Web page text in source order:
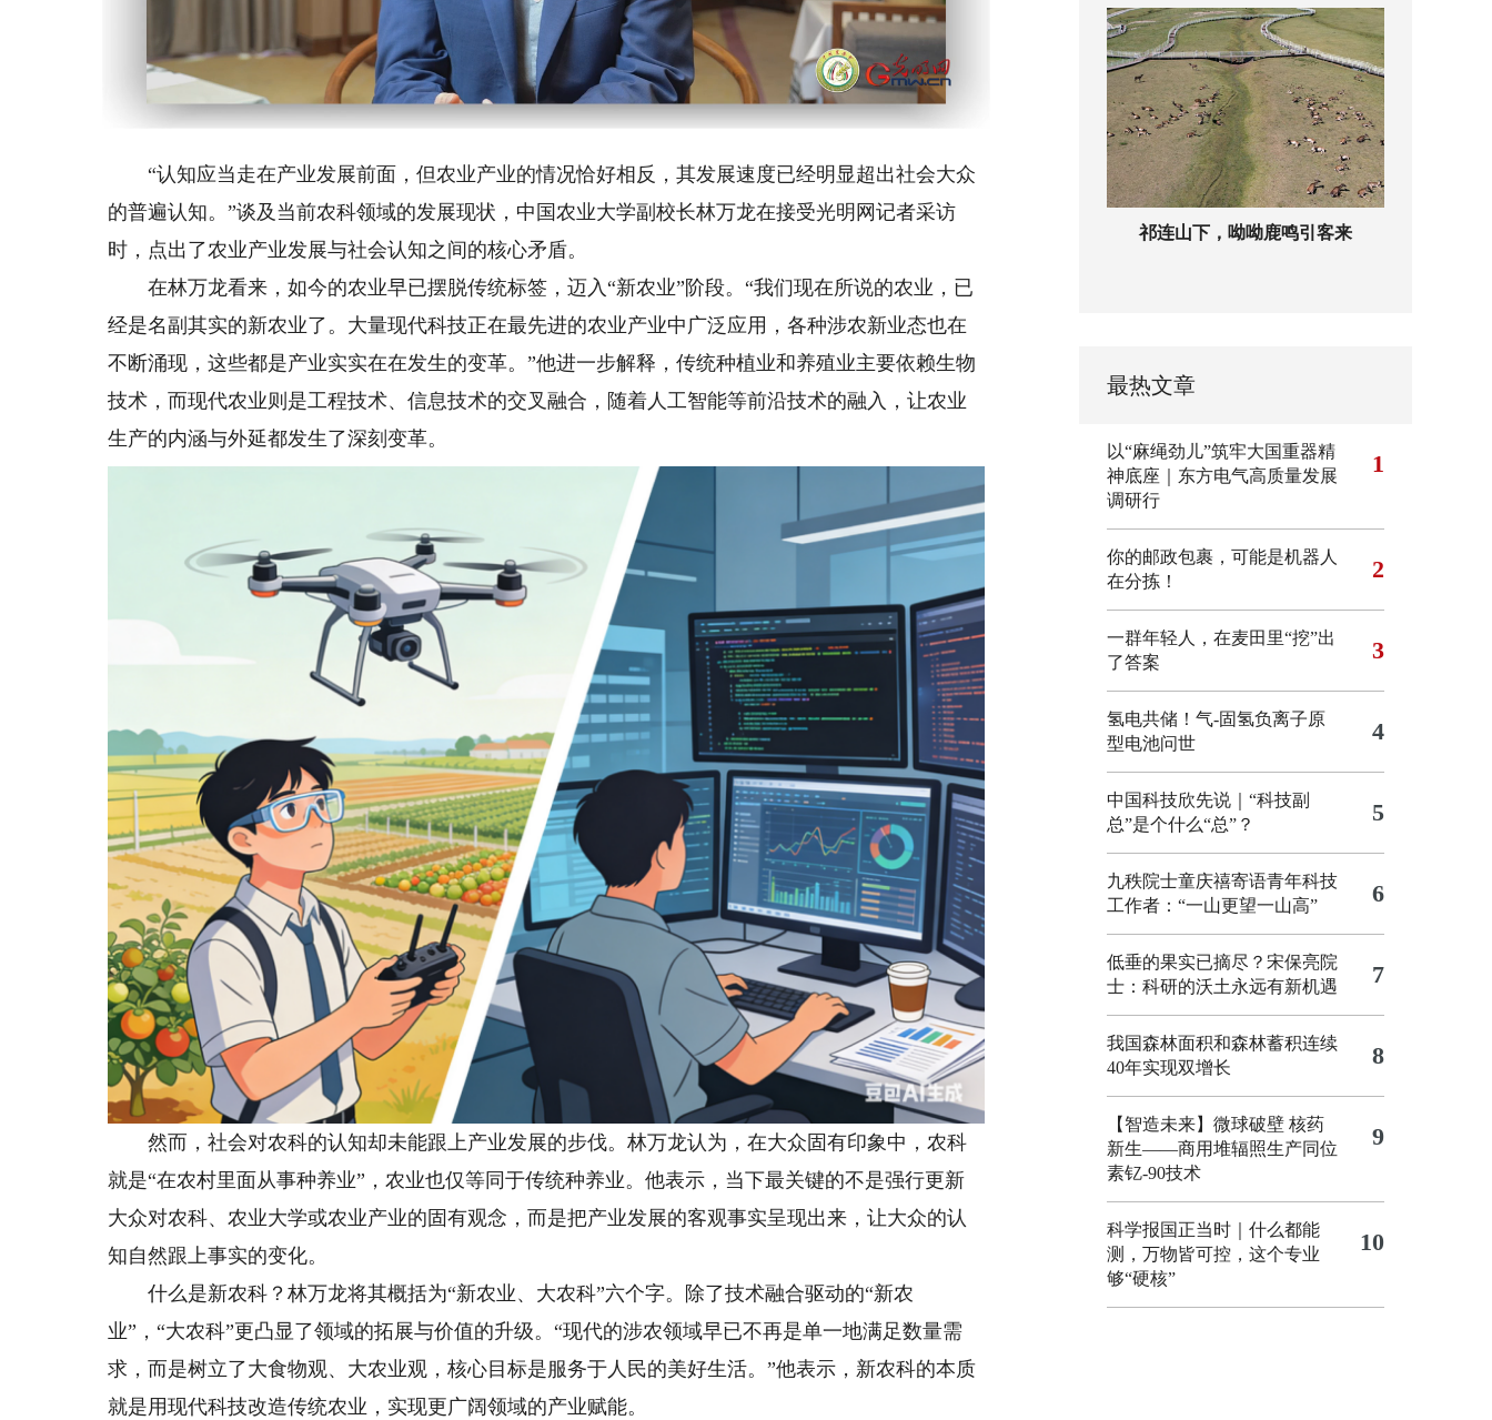
13.73%
Rate
“认知应当走在产业发展前面，但农业产业的情况恰好相反，其发展速度已经明显超出社会大众
的普遍认知。”谈及当前农科领域的发展现状，中国农业大学副校长林万龙在接受光明网记者采访
时，点出了农业产业发展与社会认知之间的核心矛盾。
在林万龙看来，如今的农业早已摆脱传统标签，迈入“新农业”阶段。“我们现在所说的农业，已
经是名副其实的新农业了。大量现代科技正在最先进的农业产业中广泛应用，各种涉农新业态也在
不断涌现，这些都是产业实实在在发生的变革。”他进一步解释，传统种植业和养殖业主要依赖生物
技术，而现代农业则是工程技术、信息技术的交叉融合，随着人工智能等前沿技术的融入，让农业
生产的内涵与外延都发生了深刻变革。
然而，社会对农科的认知却未能跟上产业发展的步伐。林万龙认为，在大众固有印象中，农科
就是“在农村里面从事种养业”，农业也仅等同于传统种养业。他表示，当下最关键的不是强行更新
大众对农科、农业大学或农业产业的固有观念，而是把产业发展的客观事实呈现出来，让大众的认
知自然跟上事实的变化。
什么是新农科？林万龙将其概括为“新农业、大农科”六个字。除了技术融合驱动的“新农
业”，“大农科”更凸显了领域的拓展与价值的升级。“现代的涉农领域早已不再是单一地满足数量需
求，而是树立了大食物观、大农业观，核心目标是服务于人民的美好生活。”他表示，新农科的本质
就是用现代科技改造传统农业，实现更广阔领域的产业赋能。
祁连山下，呦呦鹿鸣引客来
最热文章
以“麻绳劲儿”筑牢大国重器精
神底座｜东方电气高质量发展
调研行
1
你的邮政包裹，可能是机器人
在分拣！
2
一群年轻人，在麦田里“挖”出
了答案
3
氢电共储！气-固氢负离子原
型电池问世
4
中国科技欣先说｜“科技副
总”是个什么“总”？
5
九秩院士童庆禧寄语青年科技
工作者：“一山更望一山高”
6
低垂的果实已摘尽？宋保亮院
士：科研的沃土永远有新机遇
7
我国森林面积和森林蓄积连续
40年实现双增长
8
【智造未来】微球破壁 核药
新生——商用堆辐照生产同位
素钇-90技术
9
科学报国正当时｜什么都能
测，万物皆可控，这个专业
够“硬核”
10